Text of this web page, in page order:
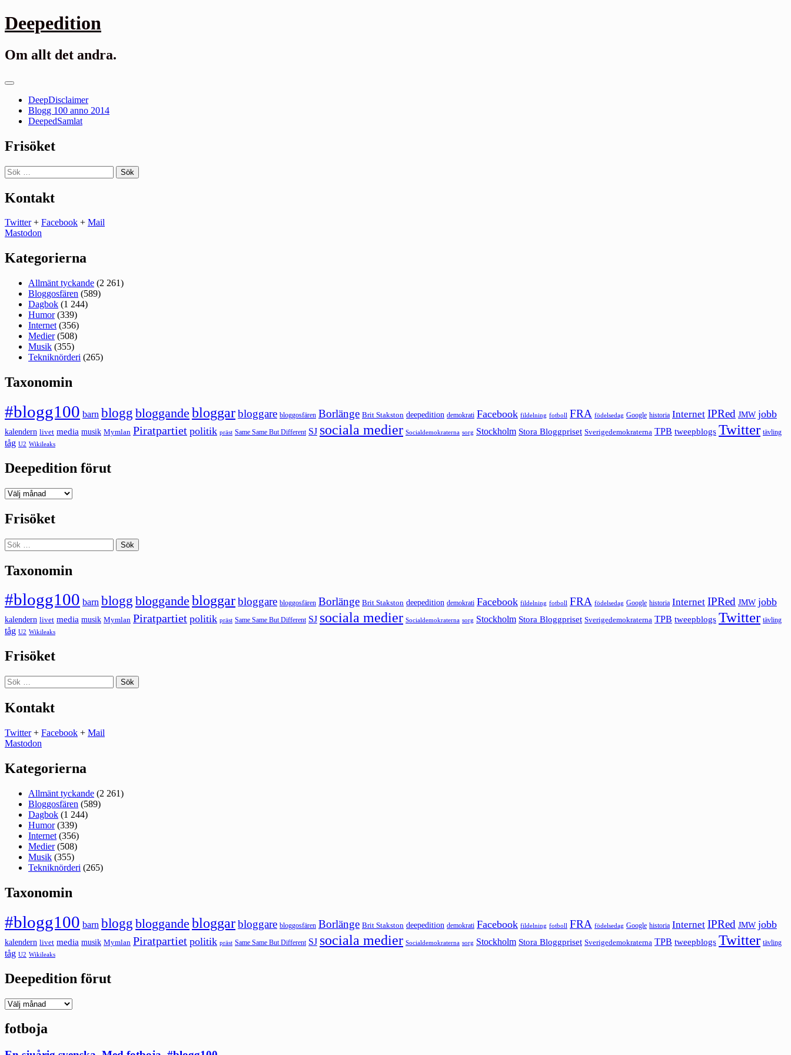
Gå
till
Deepedition
Om allt det andra.
Primär
DeepDisclaimer
Blogg 100 anno 2014
DeepedSamlat
Frisöket
Sök
efter:
Kontakt
Twitter+ Facebook + Mail
Mastodon
Kategorierna
Allmänt tyckande (2 261)
Bloggosfären (589)
Dagbok (1 244)
Humor(339)
Internet (356)
Medier(508)
Musik (355)
Tekniknörderi (265)
Taxonomin
#blogg100 barn blogg bloggande bloggarbloggare bloggosfären Borlänge Brit Stakston deepedition demokrati Facebook fildelning fotboll FRA födelsedag Google historia Internet IPRed JMW jobb
kalendern livet media musik Mymlan Piratpartiet politik präst Same Same But Different SJ sociala medier Socialdemokraterna sorg Stockholm Stora Bloggpriset Sverigedemokraterna TPB tweepblogs Twitter tävling
tåg U2 Wikileaks
Deepedition förut
Deepedition
Frisöket
Sök
efter:
Taxonomin
#blogg100 barn blogg bloggande bloggarbloggare bloggosfären Borlänge Brit Stakston deepedition demokrati Facebook fildelning fotboll FRA födelsedag Google historia Internet IPRed JMW jobb
kalendern livet media musik Mymlan Piratpartiet politik präst Same Same But Different SJ sociala medier Socialdemokraterna sorg Stockholm Stora Bloggpriset Sverigedemokraterna TPB tweepblogs Twitter tävling
tåg U2 Wikileaks
Frisöket
Sök
efter:
Kontakt
Twitter+ Facebook + Mail
Mastodon
Kategorierna
Allmänt tyckande (2 261)
Bloggosfären (589)
Dagbok (1 244)
Humor(339)
Internet (356)
Medier(508)
Musik (355)
Tekniknörderi (265)
Taxonomin
#blogg100 barn blogg bloggande bloggarbloggare bloggosfären Borlänge Brit Stakston deepedition demokrati Facebook fildelning fotboll FRA födelsedag Google historia Internet IPRed JMW jobb
kalendern livet media musik Mymlan Piratpartiet politik präst Same Same But Different SJ sociala medier Socialdemokraterna sorg Stockholm Stora Bloggpriset Sverigedemokraterna TPB tweepblogs Twitter tävling
tåg U2 Wikileaks
Deepedition förut
Deepedition
fotboja